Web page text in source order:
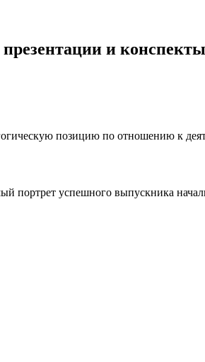
и конспекты
позицию по отношению к
портрет успешного выпускника